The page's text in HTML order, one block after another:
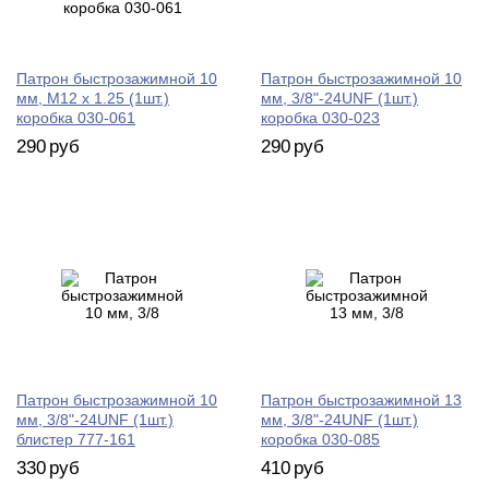
Патрон быстрозажимной 10
мм, M12 x 1.25 (1шт.)
коробка 030-061
290 руб
Патрон быстрозажимной 10
мм, 3/8"-24UNF (1шт.)
коробка 030-023
290 руб
Патрон быстрозажимной 10
мм, 3/8"-24UNF (1шт.)
блистер 777-161
330 руб
Патрон быстрозажимной 13
мм, 3/8"-24UNF (1шт.)
коробка 030-085
410 руб